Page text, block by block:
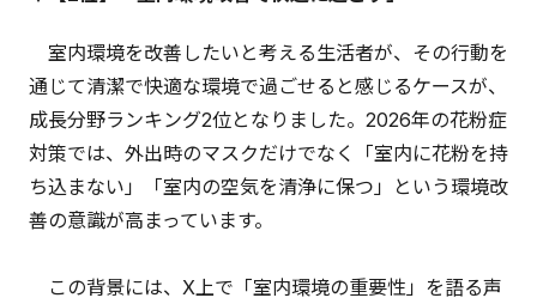
室内環境を改善したいと考える生活者が、その行動を
通じて清潔で快適な環境で過ごせると感じるケースが、
成長分野ランキング2位となりました。2026年の花粉症
対策では、外出時のマスクだけでなく「室内に花粉を持
ち込まない」「室内の空気を清浄に保つ」という環境改
善の意識が高まっています。
この背景には、X上で「室内環境の重要性」を語る声